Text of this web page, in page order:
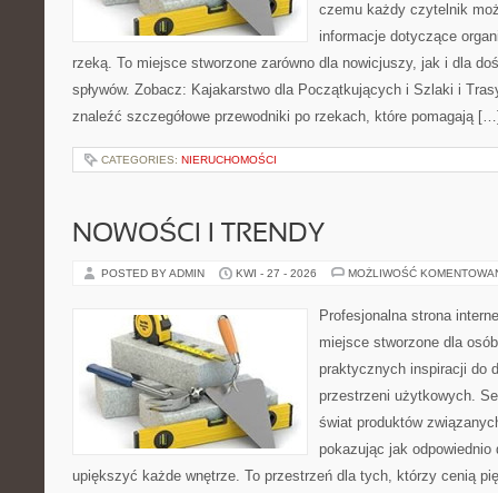
czemu każdy czytelnik
informacje dotyczące
rzeką. To miejsce stworzone zarówno dla nowicjuszy, jak i dla
spływów. Zobacz: Kajakarstwo dla Początkujących i Szlaki i
znaleźć szczegółowe przewodniki po rzekach, które pomagają
CATEGORIES: NIERUCHOMOŚCI
NOWOŚCI I TRENDY
POSTED BY ADMIN KWI - 27 - 2026 MOŻLIWOŚĆ
Profesjonalna strona
miejsce stworzone dla
praktycznych inspiracji do
przestrzeni użytkowych.
świat produktów
pokazując jak odpowiednio
upiększyć każde wnętrze. To przestrzeń dla tych, którzy cenią